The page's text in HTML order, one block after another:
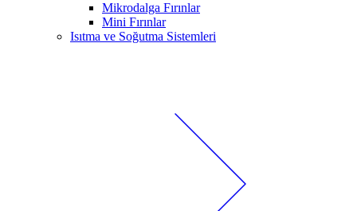
Mikrodalga Fırınlar
Mini Fırınlar
Isıtma ve Soğutma Sistemleri